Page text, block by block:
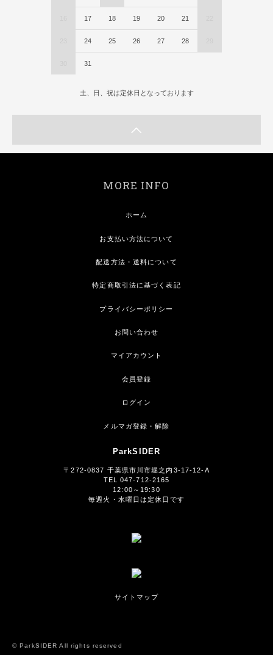
17 18 19 20 21
24 25 26 27 28
31
土、日、祝は定休日となっております
MORE INFO
ホーム
お支払い方法について
配送方法・送料について
特定商取引法に基づく表記
プライバシーポリシー
お問い合わせ
マイアカウント
会員登録
ログイン
メルマガ登録・解除
ParkSIDER
〒272-0837 千葉県市川市堀之内3-17-12-A
TEL 047-712-2165
12:00～19:30
毎週火・水曜日は定休日です
サイトマップ
© ParkSIDER All rights reserved